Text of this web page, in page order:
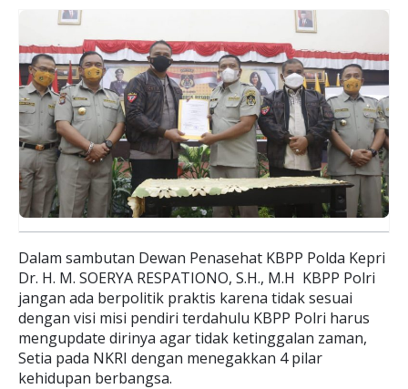
Dalam sambutan Dewan Penasehat KBPP Polda Kepri
Dr. H. M. SOERYA RESPATIONO, S.H., M.H KBPP Polri
jangan ada berpolitik praktis karena tidak sesuai
dengan visi misi pendiri terdahulu KBPP Polri harus
mengupdate dirinya agar tidak ketinggalan zaman,
Setia pada NKRI dengan menegakkan 4 pilar
kehidupan berbangsa.